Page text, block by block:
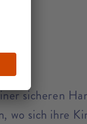
sicheren
wo sich ihre